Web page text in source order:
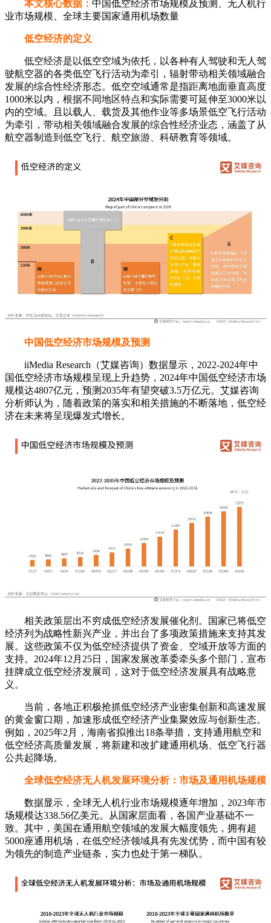
本文核心数据： 中国低空经济市场规模及预测、无人机行
业市场规模、全球主要国家通用机场数量
低空经济的定义
低空经济是以低空空域为依托，以各种有人驾驶和无人驾
驶航空器的各类低空飞行活动为牵引，辐射带动相关领域融合
发展的综合性经济形态。低空空域通常是指距离地面垂直高度
1000米以内，根据不同地区特点和实际需要可延伸至3000米以
内的空域。且以载人、载货及其他作业等多场景低空飞行活动
为牵引，带动相关领域融合发展的综合性经济业态，涵盖了从
航空器制造到低空飞行、航空旅游、科研教育等领域。
中国低空经济市场规模及预测
iiMedia Research（艾媒咨询）数据显示，2022-2024年中
国低空经济市场规模呈现上升趋势，2024年中国低空经济市场
规模达4807亿元，预测2035年有望突破3.5万亿元。艾媒咨询
分析师认为，随着政策的落实和相关措施的不断落地，低空经
济在未来将呈现爆发式增长。
相关政策层出不穷成低空经济发展催化剂。国家已将低空
经济列为战略性新兴产业，并出台了多项政策措施来支持其发
展。这些政策不仅为低空经济提供了资金、空域开放等方面的
支持。2024年12月25日，国家发展改革委牵头多个部门，宣布
挂牌成立低空经济发展司，这对于低空经济发展具有战略意
义。
当前，各地正积极抢抓低空经济产业密集创新和高速发展
的黄金窗口期，加速形成低空经济产业集聚效应与创新生态。
例如，2025年2月，海南省拟推出18条举措，支持通用航空和
低空经济高质量发展，将新建和改扩建通用机场、低空飞行器
公共起降场。
全球低空经济无人机发展环境分析：市场及通用机场规模
数据显示，全球无人机行业市场规模逐年增加，2023年市
场规模达338.56亿美元。从国家层面看，各国产业基础不一
致。其中，美国在通用航空领域的发展大幅度领先，拥有超
5000座通用机场，在低空经济领域具有先发优势，而中国有较
为领先的制造产业链条，实力也处于第一梯队。